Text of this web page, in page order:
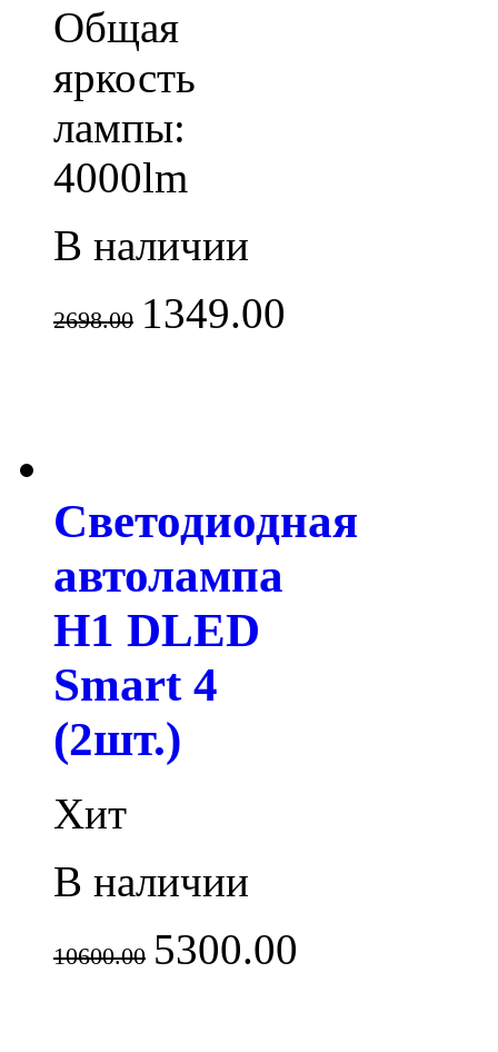
Общая
яркость
лампы:
4000lm
В наличии
2698.00 1349.00
Светодиодная
автолампа
H1 DLED
Smart 4
(2шт.)
Хит
В наличии
10600.00 5300.00